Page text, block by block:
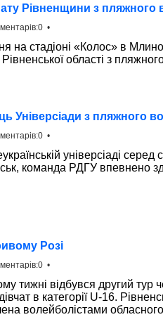
Рівненщини з пляжного
•
на стадіоні «Колос» в
області з
Універсіади з пляжного
•
універсіаді
команда РДГУ впевнено
Розі
•
тижні відбувся другий тур
в категорії U-16.
волейболістами